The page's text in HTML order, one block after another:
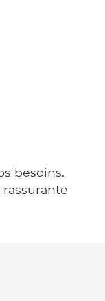
besoins.